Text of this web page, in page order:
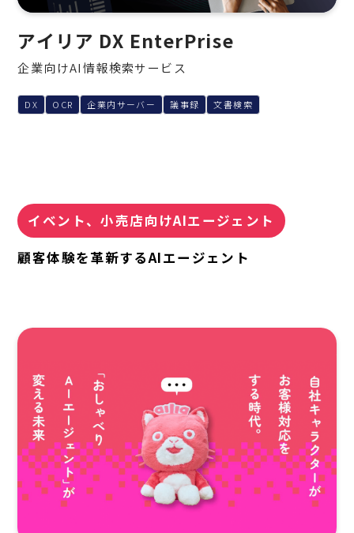
アイリア DX EnterPrise
企業向けAI情報検索サービス
DX OCR 企業内サーバー 議事録 文書検索
イベント、小売店向けAIエージェント
顧客体験を革新するAIエージェント